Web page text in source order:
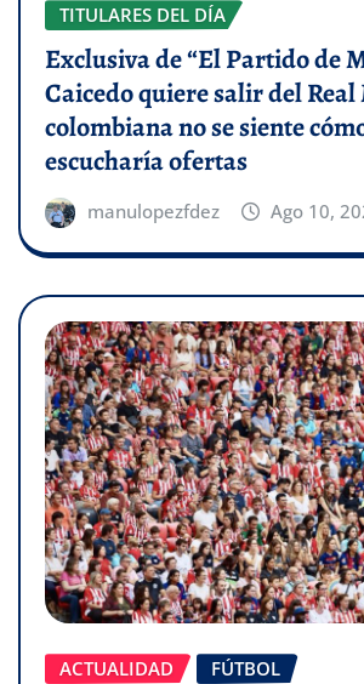
TITULARES DEL DÍA
Exclusiva de “El Partido de
Caicedo quiere salir del
colombiana no se siente
escucharía ofertas
manulopezfdez Ago 10,
ACTUALIDAD
FÚTBOL